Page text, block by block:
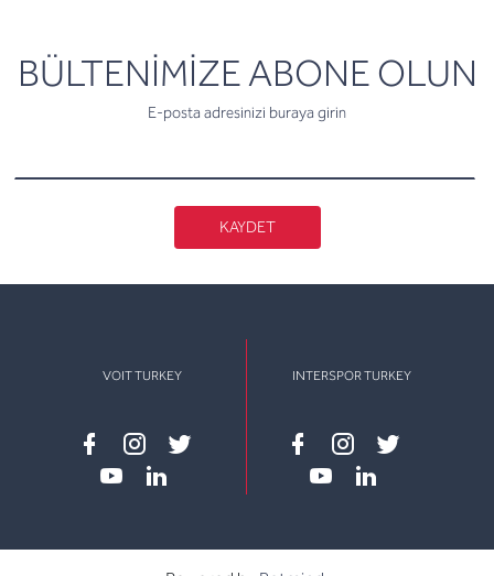
BÜLTENİMİZE ABONE OLUN
E-posta adresinizi buraya girin
newsletter
KAYDET
VOIT TURKEY
Facebook
instagram
twitter
INTERSPOR TURKEY
Facebook
instagram
twitter